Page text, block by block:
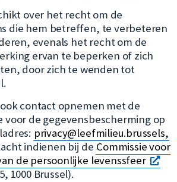
over het recht om de
die hem betreffen, te verbeteren
evenals het recht om de
ervan te beperken of zich
door zich te wenden tot
ook contact opnemen met de
de gegevensbescherming op
privacy@leefmilieu.brussels,
indienen bij de Commissie voor
de persoonlijke levenssfeer
1000 Brussel).